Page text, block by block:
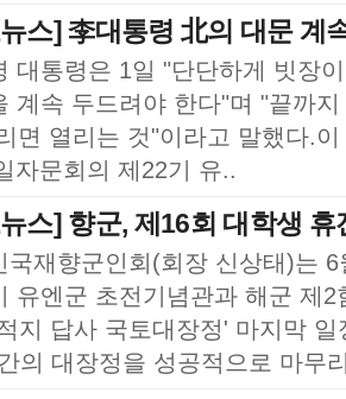
스] 李대통령 北의 대문 계
대통령은 1일 "단단하게 빗장
계속 두드려야 한다"며 "끝까
면 열리는 것"이라고 말했다.
자문회의 제22기 유..
스] 향군, 제16회 대학생 휴
국재향군인회(회장 신상태)는
유엔군 초전기념관과 해군 제
지 답사 국토대장정' 마지막
의 대장정을 성공적으로 마무